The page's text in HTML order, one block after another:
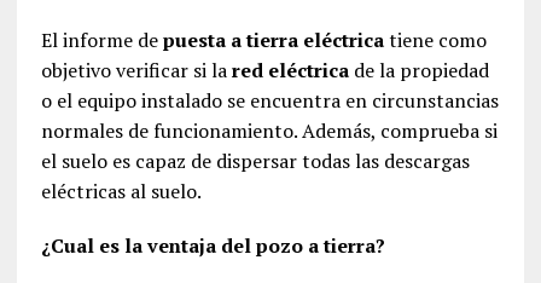
El informe depuesta a tierra eléctricatiene como
objetivo verificar si lared eléctricade la propiedad
o el equipo instalado se encuentra en circunstancias
normales de funcionamiento. Además, comprueba si
el suelo es capaz de dispersar todas las descargas
eléctricas al suelo.
¿Cual es la ventaja del pozo a tierra?